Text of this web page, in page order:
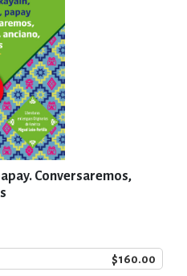
Conversaremos,
$160.00